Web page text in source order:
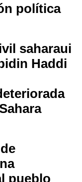
política
saharaui
Haddi
pueblo